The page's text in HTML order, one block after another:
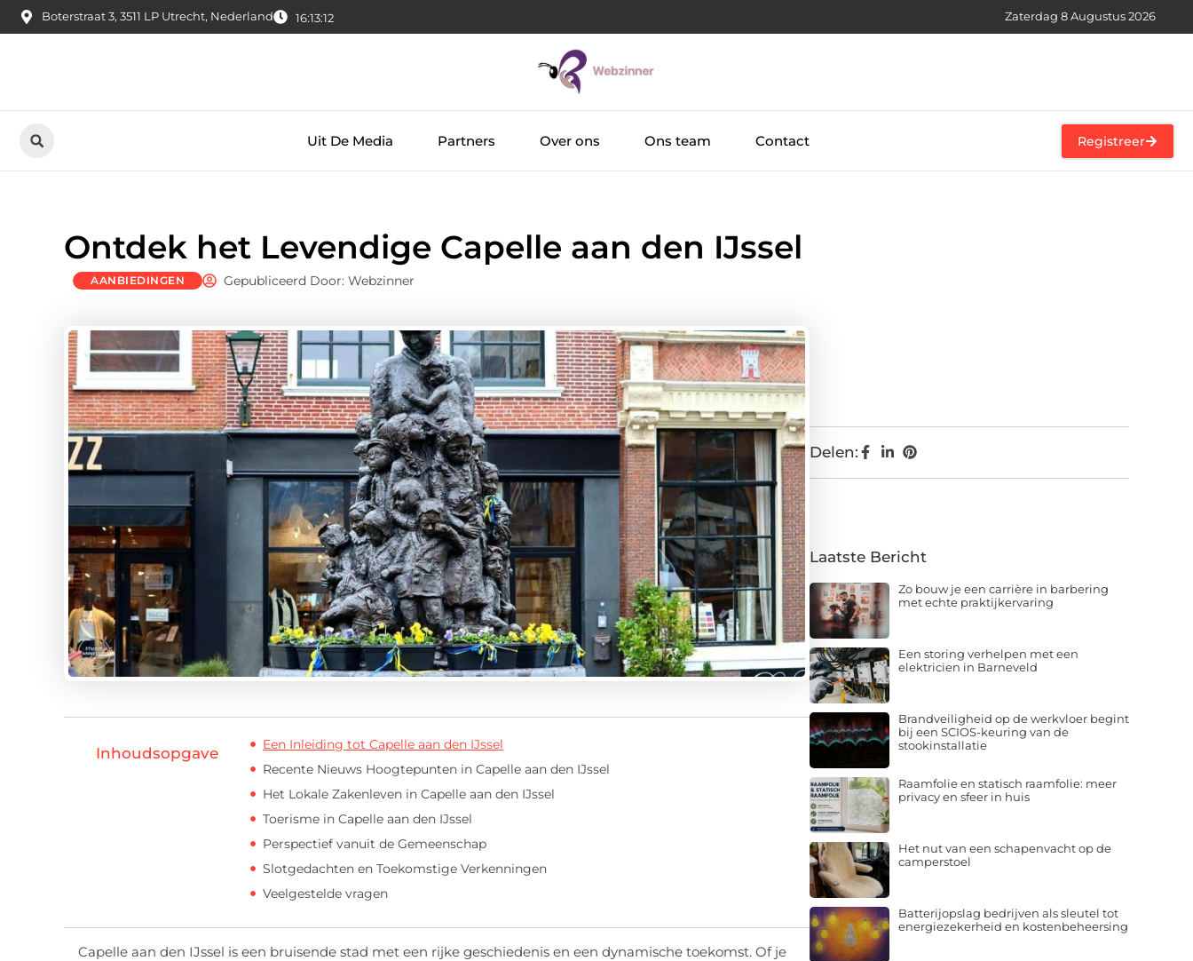
Boterstraat 3, 3511 LP Utrecht, Nederland 16:13:13 Zaterdag 8 Augustus 2026
Uit De Media Partners Over ons Ons team Contact Registreer
Ontdek het Levendige Capelle aan den IJssel
AANBIEDINGEN Gepubliceerd Door: Webzinner
Inhoudsopgave
Een Inleiding tot Capelle aan den IJssel
Recente Nieuws Hoogtepunten in Capelle aan den IJssel
Het Lokale Zakenleven in Capelle aan den IJssel
Toerisme in Capelle aan den IJssel
Perspectief vanuit de Gemeenschap
Slotgedachten en Toekomstige Verkenningen
Veelgestelde vragen
Capelle aan den IJssel is een bruisende stad met een rijke geschiedenis en een dynamische toekomst. Of je
Delen:
Laatste Bericht
Zo bouw je een carrière in barbering
met echte praktijkervaring
Een storing verhelpen met een
elektricien in Barneveld
Brandveiligheid op de werkvloer begint
bij een SCIOS-keuring van de
stookinstallatie
Raamfolie en statisch raamfolie: meer
privacy en sfeer in huis
Het nut van een schapenvacht op de
camperstoel
Batterijopslag bedrijven als sleutel tot
energiezekerheid en kostenbeheersing